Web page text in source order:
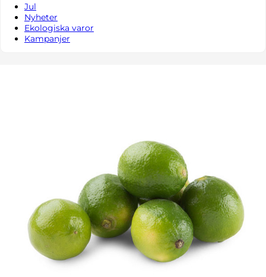
Jul
Nyheter
Ekologiska varor
Kampanjer